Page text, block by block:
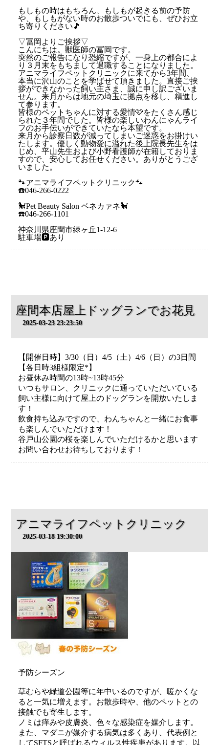
もしもの時はもちろん、もしもが起きる前の予防
や、もしもがない時のお散歩ついでにも、ぜひお立
ち寄りください🎵
▽冨岡よりご挨拶▽
こんにちは。獣医師の冨岡です。
突然のご報告になり恐縮ですが、一身上の都合によ
り３月末をもちまして退職することになりました。
アニマライフペットクリニックに来てから3年間、
本当に沢山のことを学ばせて頂きました。直接ご挨
拶ができなかった飼い主さま、誠に申し訳ございま
せん。来月からは地元の埼玉に拠点を移し、精進し
て参ります。
皆様のペットちゃんに対する愛情🩷をたくさん感じ
られた３年間でした。皆様の楽しいわんにゃんライ
フのお手伝いができていたなら本望です。
来月から診察日数が減ってしまいご迷惑をお掛けい
たします。優しく動物愛に溢れた後上院長先生をは
じめ、平山先生および小野看護師が在籍しておりま
すので、安心してお任せください。ありがとうござ
いました。
🐾アニマライフペットクリニック🐾
☎️046-266-0222
🐩Pet Beauty Salon ベネカァネ🐩
☎️046-266-1101
神奈川県座間市緑ヶ丘1-12-6
駐車場🅿️あり
座間本店屋上ドッグランでお花見
2025-03-23 23:23:50
【開催日時】3/30（日）4/5（土）4/6（日）の3日間
【各日時3組様限定*】
お昼休み時間の13時~13時45分
いつもサロン、クリニックに通っていただいている
飼い主様に向けて屋上のドッグランを開放いたしま
す！
飲食持ち込みですので、わんちゃんと一緒にお食事
も楽しんでいただけます！
谷戸山公園の桜を楽しんでいただけるかと思います
お問い合わせお待ちしております！
アニマライフペットクリニック
2025-03-18 19:30:00
予防シーズン
草むらや緑道公園等に年中いるのですが、暖かくな
ると一気に増えます。お散歩時や、他のペットとの
接触でも寄生します。
ノミは痒みや皮膚炎、色々な感染症を媒介します。
また、マダニが媒介する病気は多くあり、代表例と
してSFTSと呼ばれるウィルス性疾患があります。以